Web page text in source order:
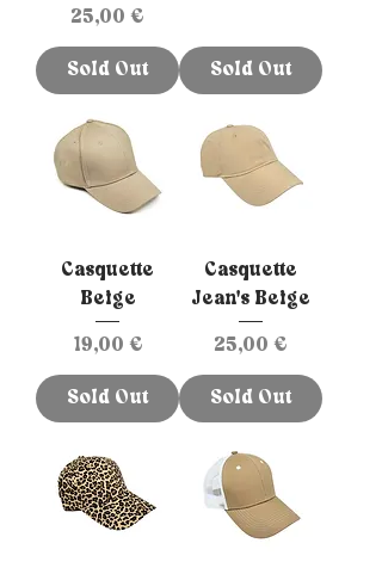
Prix
25,00 €
Sold Out Sold Out
Casquette
Beige
Prix
19,00 €
Sold Out
Casquette
Jean's Beige
Prix
25,00 €
Sold Out